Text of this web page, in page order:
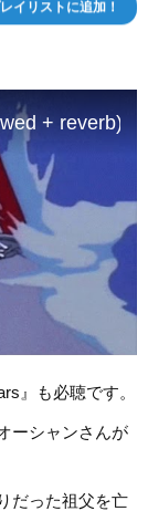
イリストに追加！
+ reverb)
』も必聴です。
ーシャンさんが
だった祖父を亡